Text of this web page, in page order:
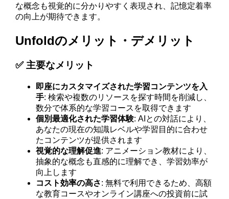
な概念も視覚的に分かりやすく表現され、記憶定着率
の向上が期待できます。
Unfoldのメリット・デメリット
✅ 主要なメリット
即座にカスタマイズされた学習コンテンツを入
手: 検索や複数のリソースを探す時間を削減し、
数分で体系的な学習コースを取得できます
個別最適化された学習体験: AIとの対話により、
あなたの現在の知識レベルや学習目的に合わせ
たコンテンツが提供されます
視覚的な理解促進: アニメーション教材により、
抽象的な概念も直感的に理解でき、学習効率が
向上します
コスト効率の高さ: 無料で利用できるため、高額
な教育コースやオンライン講座への投資前に試